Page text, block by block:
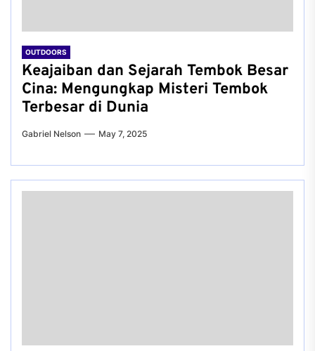
OUTDOORS
Keajaiban dan Sejarah Tembok Besar
Cina: Mengungkap Misteri Tembok
Terbesar di Dunia
Gabriel Nelson May 7, 2025